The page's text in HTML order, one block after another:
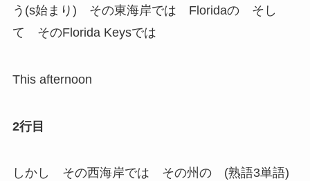
う(s始まり) その東海岸では Floridaの そし
て そのFlorida Keysでは
This afternoon
2行目
しかし その西海岸では その州の (熟語3単語)